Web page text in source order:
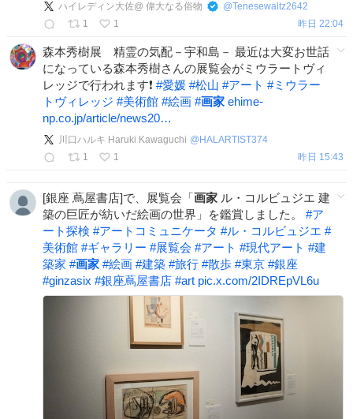
ハイレディン大佐@ 偉大なる俗物 @Tenesewaltz2642
1
1 昨日 22:04
森本秀樹展 精霊の気配－宇和島－ 最近は大変お世話
になっている森本秀樹さんの展覧会がミウラートヴィ
レッジで行われます❗️ #愛媛 #松山 #アート #ミウラー
トヴィレッジ #美術館 #絵画 #画家 ehime-
np.co.jp/article/news20…
川口ハルキ Haruki Kawaguchi @ HALARTIST374
1
1 昨日 15:43
[銀座 蔦屋書店]で、展覧会「画家 ル・コルビュジエ 建
築の巨匠が紡いだ絵画の世界」を鑑賞しました。 #ア
ート探検 #アートコミュニケータ #ル・コルビュジエ #
美術館 #ギャラリー #展覧会 #アート #現代アート #建
築家 #画家 #絵画 #建築 #旅行 #散歩 #東京 #銀座
#ginzasix #銀座蔦屋書店 #art pic.x.com/2IDREpVL6u